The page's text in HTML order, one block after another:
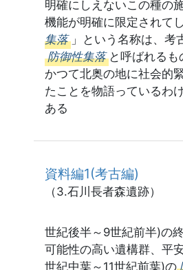
明確にしえないこの種の
機能が明確に限定されて
集落 」という名称は、考
防御性集落 と呼ばれるも
かつて北奥の地に社会的
たことを物語っているわ
ある
資料編1(考古編)
（3.石川長者森遺跡）
世紀後半～9世紀前半)の
可能性の高い遺構群、平
世紀中葉～11世紀前葉)の